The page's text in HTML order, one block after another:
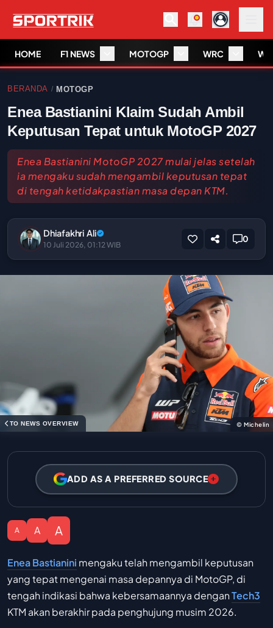
HOME F1 NEWS MOTOGP WRC
BERANDA / MOTOGP
Enea Bastianini Klaim Sudah Ambil
Keputusan Tepat untuk MotoGP 2027
Enea Bastianini MotoGP 2027 mulai jelas setelah
ia mengaku sudah mengambil keputusan tepat
di tengah ketidakpastian masa depan KTM.
Dhiafakhri Ali
10 Juli 2026, 01:12 WIB
0
TO NEWS OVERVIEW © Michelin
ADD AS A PREFERRED SOURCE
A A A
Enea Bastianini mengaku telah mengambil keputusan
yang tepat mengenai masa depannya di MotoGP, di
tengah indikasi bahwa kebersamaannya denganTech3
KTM akan berakhir pada penghujung musim 2026.